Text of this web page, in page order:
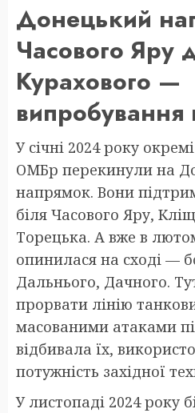
Донецький
Часового Яру
Курахового —
випробування
У січні 2024 року
ОМБр перекинули на
напрямок. Вони
біля Часового Яру,
Торецька. А вже в
опинилася на сході —
Дальнього, Дачного.
прорвати лінію
масованими атаками
відбивала їх,
потужність західної
У листопаді 2024 року